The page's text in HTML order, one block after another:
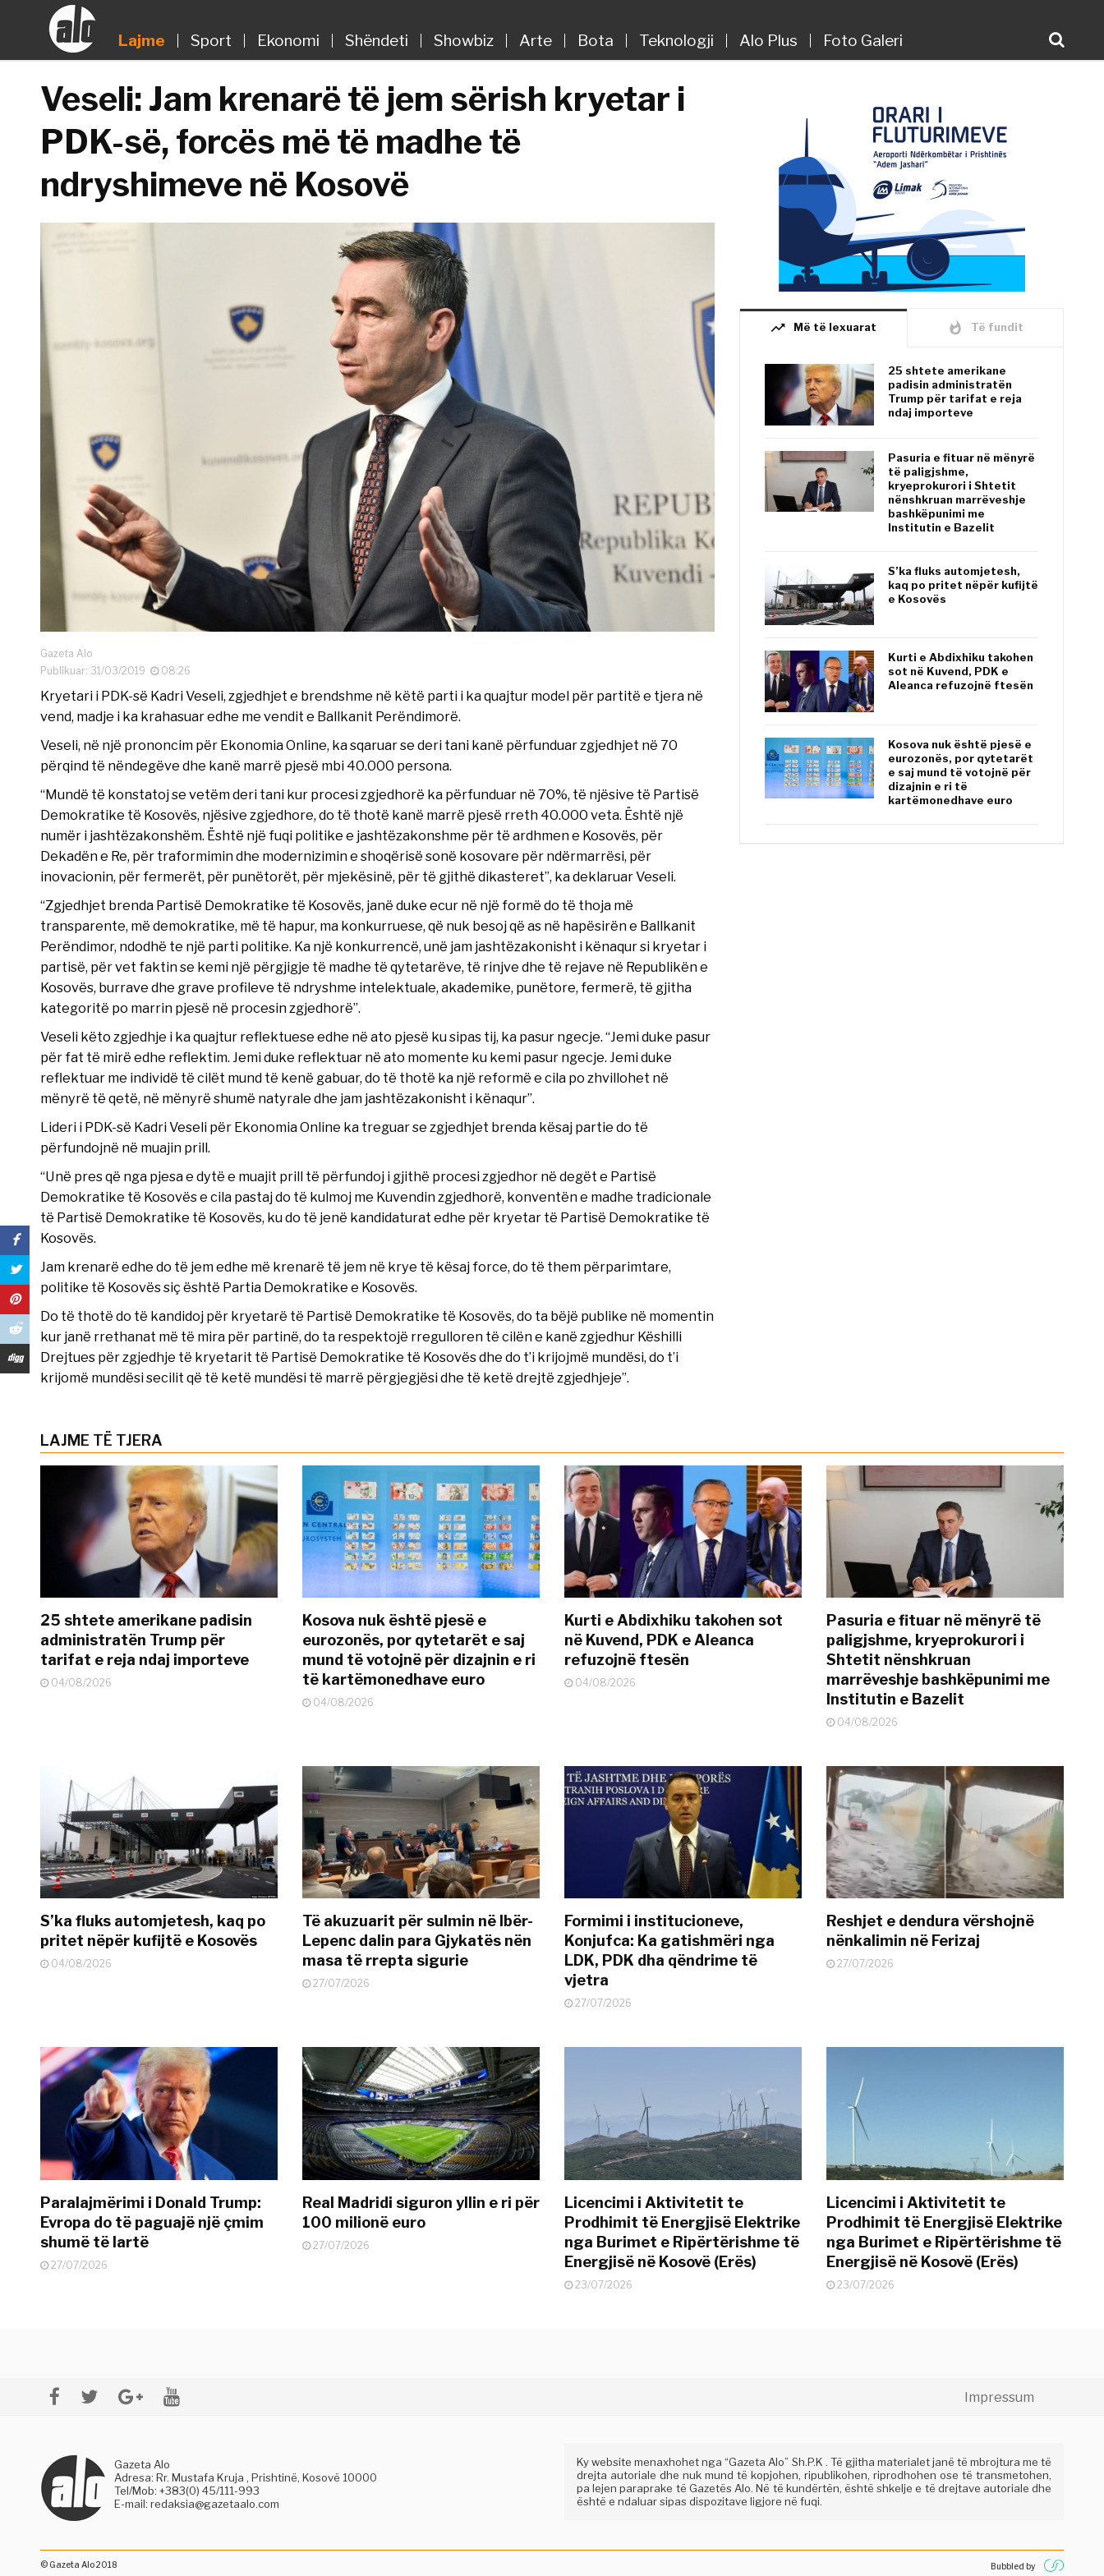
Lajme Sport Ekonomi Shëndeti Showbiz Arte Bota Teknologji Alo Plus Foto Galeri
Veseli: Jam krenarë të jem sërish kryetar i
PDK-së, forcës më të madhe të
ndryshimeve në Kosovë
Gazeta Alo
Publikuar: 31/03/2019
08:26
Kryetari i PDK-së Kadri Veseli, zgjedhjet e brendshme në këtë parti i ka quajtur model për partitë e tjera në
vend, madje i ka krahasuar edhe me vendit e Ballkanit Perëndimorë.
Veseli, në një prononcim për Ekonomia Online, ka sqaruar se deri tani kanë përfunduar zgjedhjet në 70
përqind të nëndegëve dhe kanë marrë pjesë mbi 40.000 persona.
“Mundë të konstatoj se vetëm deri tani kur procesi zgjedhorë ka përfunduar në 70%, të njësive të Partisë
Demokratike të Kosovës, njësive zgjedhore, do të thotë kanë marrë pjesë rreth 40.000 veta. Është një
numër i jashtëzakonshëm. Është një fuqi politike e jashtëzakonshme për të ardhmen e Kosovës, për
Dekadën e Re, për traformimin dhe modernizimin e shoqërisë sonë kosovare për ndërmarrësi, për
inovacionin, për fermerët, për punëtorët, për mjekësinë, për të gjithë dikasteret”, ka deklaruar Veseli.
“Zgjedhjet brenda Partisë Demokratike të Kosovës, janë duke ecur në një formë do të thoja më
transparente, më demokratike, më të hapur, ma konkurruese, që nuk besoj që as në hapësirën e Ballkanit
Perëndimor, ndodhë te një parti politike. Ka një konkurrencë, unë jam jashtëzakonisht i kënaqur si kryetar i
partisë, për vet faktin se kemi një përgjigje të madhe të qytetarëve, të rinjve dhe të rejave në Republikën e
Kosovës, burrave dhe grave profileve të ndryshme intelektuale, akademike, punëtore, fermerë, të gjitha
kategoritë po marrin pjesë në procesin zgjedhorë”.
Veseli këto zgjedhje i ka quajtur reflektuese edhe në ato pjesë ku sipas tij, ka pasur ngecje. “Jemi duke pasur
për fat të mirë edhe reflektim. Jemi duke reflektuar në ato momente ku kemi pasur ngecje. Jemi duke
reflektuar me individë të cilët mund të kenë gabuar, do të thotë ka një reformë e cila po zhvillohet në
mënyrë të qetë, në mënyrë shumë natyrale dhe jam jashtëzakonisht i kënaqur”.
Lideri i PDK-së Kadri Veseli për Ekonomia Online ka treguar se zgjedhjet brenda kësaj partie do të
përfundojnë në muajin prill.
“Unë pres që nga pjesa e dytë e muajit prill të përfundoj i gjithë procesi zgjedhor në degët e Partisë
Demokratike të Kosovës e cila pastaj do të kulmoj me Kuvendin zgjedhorë, konventën e madhe tradicionale
të Partisë Demokratike të Kosovës, ku do të jenë kandidaturat edhe për kryetar të Partisë Demokratike të
Kosovës.
Jam krenarë edhe do të jem edhe më krenarë të jem në krye të kësaj force, do të them përparimtare,
politike të Kosovës siç është Partia Demokratike e Kosovës.
Do të thotë do të kandidoj për kryetarë të Partisë Demokratike të Kosovës, do ta bëjë publike në momentin
kur janë rrethanat më të mira për partinë, do ta respektojë rregulloren të cilën e kanë zgjedhur Këshilli
Drejtues për zgjedhje të kryetarit të Partisë Demokratike të Kosovës dhe do t’i krijojmë mundësi, do t’i
krijomë mundësi secilit që të ketë mundësi të marrë përgjegjësi dhe të ketë drejtë zgjedhjeje”.
trending_up Më të lexuarat whatshot Të fundit
25 shtete amerikane
padisin administratën
Trump për tarifat e reja
ndaj importeve
Pasuria e fituar në mënyrë
të paligjshme,
kryeprokurori i Shtetit
nënshkruan marrëveshje
bashkëpunimi me
Institutin e Bazelit
S’ka fluks automjetesh,
kaq po pritet nëpër kufijtë
e Kosovës
Kurti e Abdixhiku takohen
sot në Kuvend, PDK e
Aleanca refuzojnë ftesën
Kosova nuk është pjesë e
eurozonës, por qytetarët
e saj mund të votojnë për
dizajnin e ri të
kartëmonedhave euro
LAJME TË TJERA
25 shtete amerikane padisin
administratën Trump për
tarifat e reja ndaj importeve
04/08/2026
Kosova nuk është pjesë e
eurozonës, por qytetarët e saj
mund të votojnë për dizajnin e ri
të kartëmonedhave euro
04/08/2026
Kurti e Abdixhiku takohen sot
në Kuvend, PDK e Aleanca
refuzojnë ftesën
04/08/2026
Pasuria e fituar në mënyrë të
paligjshme, kryeprokurori i
Shtetit nënshkruan
marrëveshje bashkëpunimi me
Institutin e Bazelit
04/08/2026
S’ka fluks automjetesh, kaq po
pritet nëpër kufijtë e Kosovës
04/08/2026
Të akuzuarit për sulmin në Ibër-
Lepenc dalin para Gjykatës nën
masa të rrepta sigurie
27/07/2026
Formimi i institucioneve,
Konjufca: Ka gatishmëri nga
LDK, PDK dha qëndrime të
vjetra
27/07/2026
Reshjet e dendura vërshojnë
nënkalimin në Ferizaj
27/07/2026
Paralajmërimi i Donald Trump:
Evropa do të paguajë një çmim
shumë të lartë
27/07/2026
Real Madridi siguron yllin e ri për
100 milionë euro
27/07/2026
Licencimi i Aktivitetit te
Prodhimit të Energjisë Elektrike
nga Burimet e Ripërtërishme të
Energjisë në Kosovë (Erës)
23/07/2026
Licencimi i Aktivitetit te
Prodhimit të Energjisë Elektrike
nga Burimet e Ripërtërishme të
Energjisë në Kosovë (Erës)
23/07/2026
Impressum
Gazeta Alo
Adresa: Rr. Mustafa Kruja , Prishtinë, Kosovë 10000
Tel/Mob: +383(0) 45/111-993
E-mail: redaksia@gazetaalo.com
Ky website menaxhohet nga “Gazeta Alo” Sh.P.K . Të gjitha materialet janë të mbrojtura me të
drejta autoriale dhe nuk mund të kopjohen, ripublikohen, riprodhohen ose të transmetohen,
pa lejen paraprake të Gazetës Alo. Në të kundërtën, është shkelje e të drejtave autoriale dhe
është e ndaluar sipas dispozitave ligjore në fuqi.
© Gazeta Alo 2018 Bubbled by